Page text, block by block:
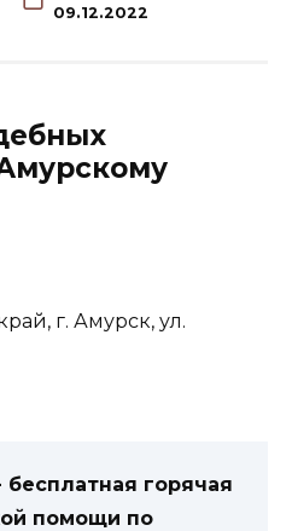
09.12.2022
г. Амурск, ул.
бесплатная горячая
помощи по